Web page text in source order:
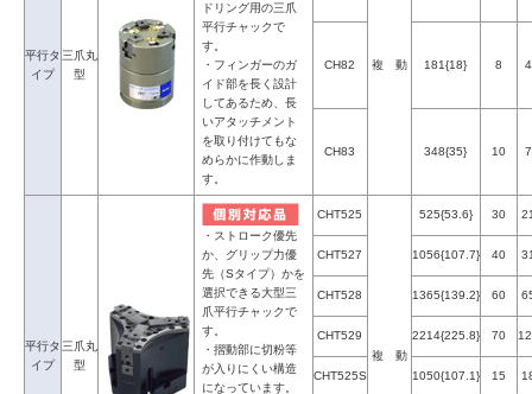
平行タ
イプ
三爪丸
型
ドリング用の三爪
平行チャックで
す。
・フィンガーのガ
イド部を長く設計
してあるため、長
いアタッチメント
を取り付けてもな
めらかに作動しま
す。
複 動
CH82 181{18} 8
CH83 348{35} 10
平行タ
イプ
三爪丸
型
・ストローク優先
か、グリップ力優
先（Sタイプ）かを
選択できる大型三
爪平行チャックで
す。
・摺動部に切粉等
が入りにくい構造
になっています。
CHT525
複 動
525{53.6} 30
CHT527 1056{107.7} 40
CHT528 1365{139.2} 60
CHT529 2214{225.8} 70
CHT525S 1050{107.1} 15